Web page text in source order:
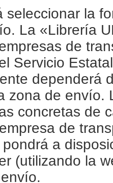
seleccionar la
La «Librería
de
Servicio
dependerá
zona de envío.
concretas de
de
a
(utilizando la